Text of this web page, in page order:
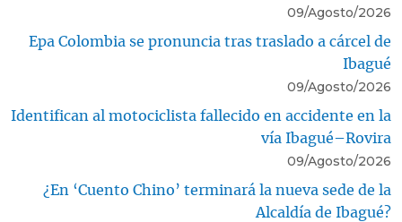
09/Agosto/2026
Epa Colombia se pronuncia tras traslado a cárcel de
Ibagué
09/Agosto/2026
Identifican al motociclista fallecido en accidente en la
vía Ibagué–Rovira
09/Agosto/2026
¿En ‘Cuento Chino’ terminará la nueva sede de la
Alcaldía de Ibagué?